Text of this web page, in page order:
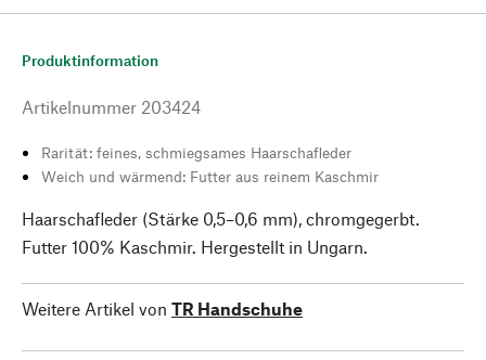
Produktinformation
Artikelnummer 203424
Rarität: feines, schmiegsames Haarschafleder
Weich und wärmend: Futter aus reinem Kaschmir
Haarschafleder (Stärke 0,5–0,6 mm), chromgegerbt.
Futter 100% Kaschmir. Hergestellt in Ungarn.
Weitere Artikel von TR Handschuhe